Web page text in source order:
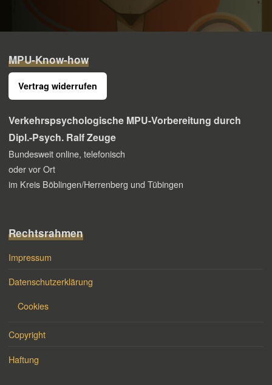
MPU-Know-how
Vertrag widerrufen
Verkehrspsychologische MPU-Vorbereitung durch
Dipl.-Psych. Ralf Zeuge
Bundesweit online, telefonisch
oder vor Ort
im Kreis Böblingen/Herrenberg und Tübingen
Rechtsrahmen
Impressum
Datenschutzerklärung
Cookies
Copyright
Haftung